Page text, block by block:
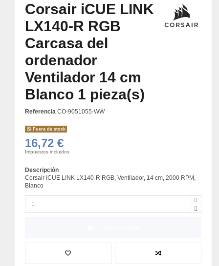
Corsair iCUE LINK
LX140-R RGB
Carcasa del
ordenador
Ventilador 14 cm
Blanco 1 pieza(s)
Referencia CO-9051055-WW
Fuera de stock
16,72 €
Impuestos incluidos
Descripción
Corsair iCUE LINK LX140-R RGB, Ventilador, 14 cm, 2000 RPM,
Blanco